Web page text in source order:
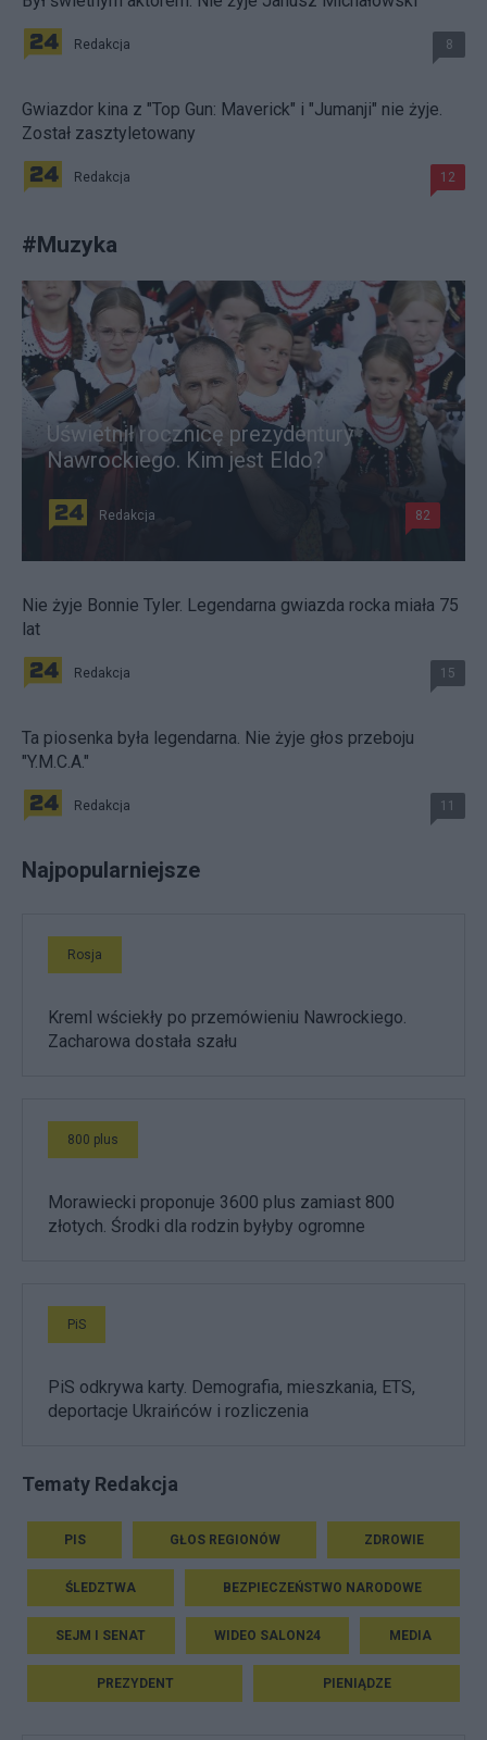
Redakcja 8
Gwiazdor kina z "Top Gun: Maverick" i "Jumanji" nie żyje.
Został zasztyletowany
Redakcja 12
#Muzyka
Uświetnił rocznicę prezydentury
Nawrockiego. Kim jest Eldo?
Redakcja 82
Nie żyje Bonnie Tyler. Legendarna gwiazda rocka miała 75
lat
Redakcja 15
Ta piosenka była legendarna. Nie żyje głos przeboju
"Y.M.C.A."
Redakcja 11
Najpopularniejsze
Rosja
Kreml wściekły po przemówieniu Nawrockiego.
Zacharowa dostała szału
800 plus
Morawiecki proponuje 3600 plus zamiast 800
złotych. Środki dla rodzin byłyby ogromne
PiS
PiS odkrywa karty. Demografia, mieszkania, ETS,
deportacje Ukraińców i rozliczenia
Tematy Redakcja
PIS GŁOS REGIONÓW ZDROWIE
ŚLEDZTWA BEZPIECZEŃSTWO NARODOWE
SEJM I SENAT WIDEO SALON24 MEDIA
PREZYDENT PIENIĄDZE